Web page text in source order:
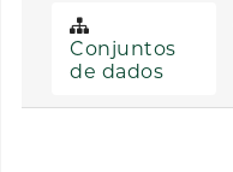
Conjuntos
de dados